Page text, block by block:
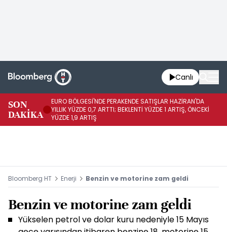
Canlı
SON
DAKİKA
EURO BÖLGESİ'NDE PERAKENDE SATIŞLAR HAZİRAN'DA
YILLIK YÜZDE 0,7 ARTTI; BEKLENTİ YÜZDE 1 ARTIŞ, ÖNCEKİ
YÜZDE 1,9 ARTIŞ
Bloomberg HT Enerji Benzin ve motorine zam geldi
Benzin ve motorine zam geldi
Yükselen petrol ve dolar kuru nedeniyle 15 Mayıs